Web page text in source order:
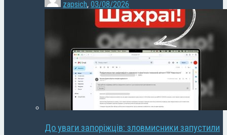
zapsich, 03/08/2026
До уваги запоріжців: зловмисники запустили